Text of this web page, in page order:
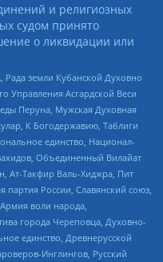
и религиозных
судом принято
о ликвидации или
Рада земли Кубанской Духовно
Управления Асгардской Веси
Перуна, Мужская Духовная
К Богодержавию, Таблиги
единство, Национал-
Объединенный Вилайат
Ат-Такфир Валь-Хиджра, Пит
партия России, Славянский союз,
воли народа,
города Череповца, Духовно-
единство, Древнерусской
Инглингов, Русский